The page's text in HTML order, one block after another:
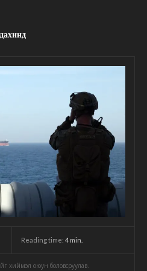
Reading time: 4 min.
хиймэл оюун боловсруулав.